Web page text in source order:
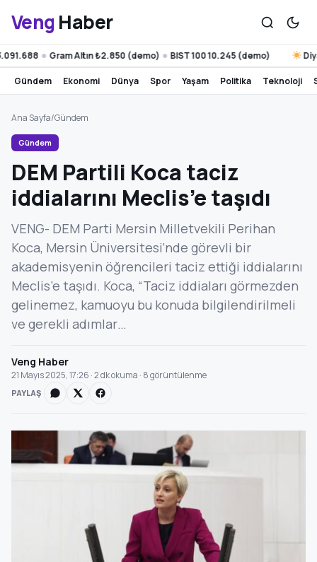
Veng Haber
● Gram Altın ₺2.850 (demo) ● BIST 100 10.245 (demo)
gündem ekonomi dünya spor yaşam politika teknoloji
Ana Sayfa/Gündem
Gündem
DEM Partili Koca taciz
iddialarını Meclis’e taşıdı
VENG- DEM Parti Mersin Milletvekili Perihan
Koca, Mersin Üniversitesi’nde görevli bir
akademisyenin öğrencileri taciz ettiği iddialarını
Meclis’e taşıdı. Koca, “Taciz iddiaları görmezden
gelinemez, kamuoyu bu konuda bilgilendirilmeli
ve gerekli adımlar…
Veng Haber
21 Mayıs 2025, 17:26 · 2 dk okuma · 8 görüntülenme
PAYLAŞ